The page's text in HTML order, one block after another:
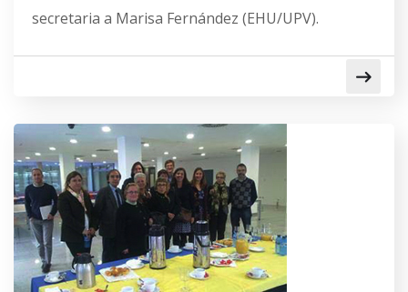
secretaria a Marisa Fernández (EHU/UPV).